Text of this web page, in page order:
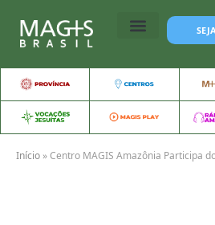
Início »Centro MAGIS Amazônia Participa do Encontro